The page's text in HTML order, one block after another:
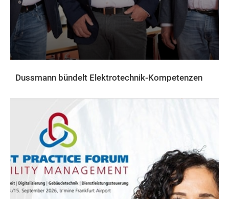
Dussmann bündelt Elektrotechnik-Kompetenzen